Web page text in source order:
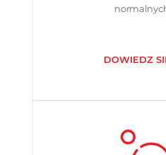
DOWIEDZ